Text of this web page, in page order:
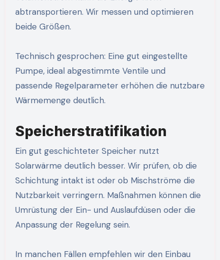
abtransportieren. Wir messen und optimieren
beide Größen.
Technisch gesprochen: Eine gut eingestellte
Pumpe, ideal abgestimmte Ventile und
passende Regelparameter erhöhen die nutzbare
Wärmemenge deutlich.
Speicherstratifikation
Ein gut geschichteter Speicher nutzt
Solarwärme deutlich besser. Wir prüfen, ob die
Schichtung intakt ist oder ob Mischströme die
Nutzbarkeit verringern. Maßnahmen können die
Umrüstung der Ein- und Auslaufdüsen oder die
Anpassung der Regelung sein.
In manchen Fällen empfehlen wir den Einbau